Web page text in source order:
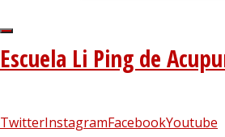
Escuela Li Ping de
TwitterInstagramFacebookYoutube
y moxibustión.